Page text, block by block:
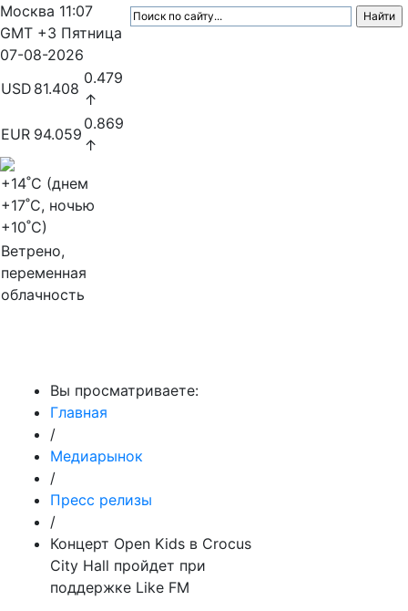
Москва 11:07
GMT +3 Пятница
07-08-2026
USD 81.408
0.479
↑
EUR 94.059
0.869
↑
+14˚C (днем
+17˚C, ночью
+10˚C)
Ветрено,
переменная
облачность
Вы просматриваете:
Главная
/
Медиарынок
/
Пресс релизы
/
Концерт Open Kids в Crocus
City Hall пройдет при
поддержке Like FM